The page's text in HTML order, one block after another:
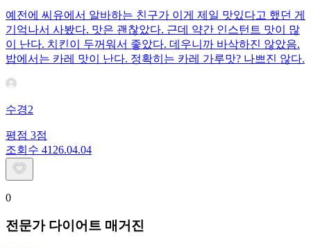
예전에 씨유에서 알바하는 친구가 이게 제일 맛있다고 했던 게
기억나서 사봤다. 맛은 괜찮았다. 근데 약간 인스턴트 맛이 많
이 난다. 치킨이 두꺼워서 좋았다. 데우니까 바삭하진 않았음.
밥에서는 카레 맛이 난다. 정확히는 카레 가루맛? 나쁘진 않다.
수경2
평점 3점
조회수 41 26.04.04
0
전문가 다이어트 매거진